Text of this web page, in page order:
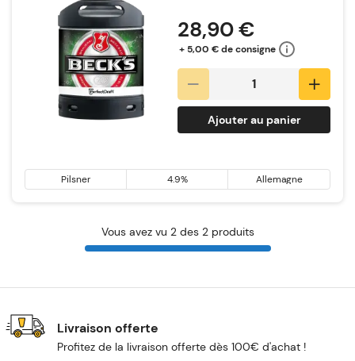
28,90 €
+ 5,00 € de consigne
Ajouter au panier
Pilsner 4.9% Allemagne
Vous avez vu 2 des 2 produits
Livraison offerte
Profitez de la livraison offerte dès 100€ d'achat !